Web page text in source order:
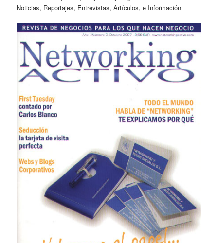
Noticias, Reportajes, Entrevistas, Artículos, e Información.